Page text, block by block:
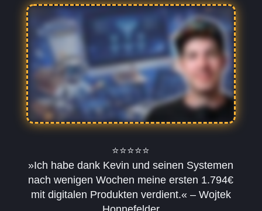
⭐⭐⭐⭐⭐
»Ich habe dank Kevin und seinen Systemen
nach wenigen Wochen meine ersten 1.794€
mit digitalen Produkten verdient.« – Wojtek